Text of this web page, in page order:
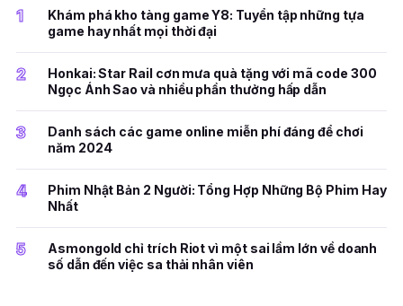
1
Khám phá kho tàng game Y8: Tuyển tập những tựa
game hay nhất mọi thời đại
2
Honkai: Star Rail cơn mưa quà tặng với mã code 300
Ngọc Ánh Sao và nhiều phần thưởng hấp dẫn
3
Danh sách các game online miễn phí đáng để chơi
năm 2024
4
Phim Nhật Bản 2 Người: Tổng Hợp Những Bộ Phim Hay
Nhất
5
Asmongold chỉ trích Riot vì một sai lầm lớn về doanh
số dẫn đến việc sa thải nhân viên